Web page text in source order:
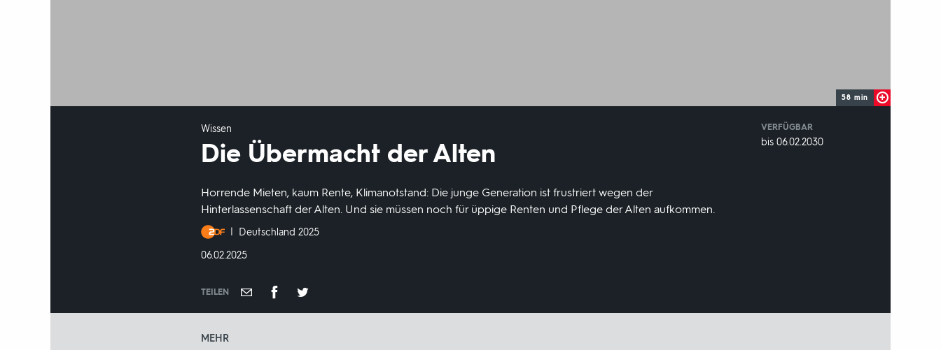
58 min
Wissen
Die Übermacht der Alten
Horrende Mieten, kaum Rente, Klimanotstand: Die junge Generation ist frustriert wegen der
Hinterlassenschaft der Alten. Und sie müssen noch für üppige Renten und Pflege der Alten aufkommen.
Produktionsland
und
Deutschland 2025
DATUM:
06.02.2025
TEILEN
VERFÜGBAR
weltweit
VERFÜGBAR
bis 06.02.2030
MEHR